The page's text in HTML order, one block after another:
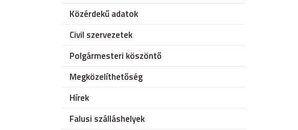
Közérdekű adatok
Civil szervezetek
Polgármesteri köszöntő
Megközelíthetőség
Hírek
Falusi szálláshelyek